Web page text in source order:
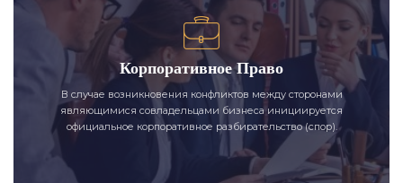
Корпоративное Право
В случае возникновения конфликтов между сторонами
являющимися совладельцами бизнеса инициируется
официальное корпоративное разбирательство (спор).